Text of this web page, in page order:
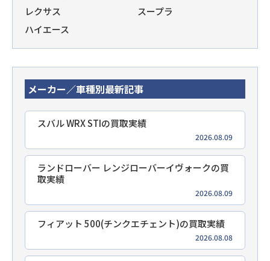
レクサス
スープラ
ハイエース
メーカー／車種別最新記事
スバル WRX STIの買取実績
2026.08.09
ランドローバー レンジローバーイヴォークの買
取実績
2026.08.09
フィアット 500(チンクエチェント)の買取実績
2026.08.08